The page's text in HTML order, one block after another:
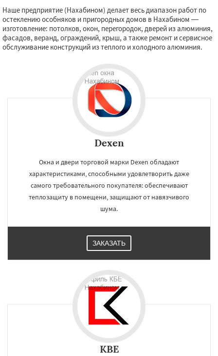
Наше предприятие (Нахабином) делает весь диапазон работ по
остеклению особняков и пригородных домов в Нахабином —
изготовление: потолков, окон, перегородок, дверей из алюминия,
фасадов, веранд, ограждений, крыш, а также ремонт и сервисное
обслуживание конструкций из теплого и холодного алюминия.
Dexen
Окна и двери торговой марки Dexen обладают
характеристиками, способными удовлетворить даже
самого требовательного покупателя: обеспечивают
теплозащиту в помещени, защищают от навязчивого
шума.
ЗАКАЗАТЬ
KBE